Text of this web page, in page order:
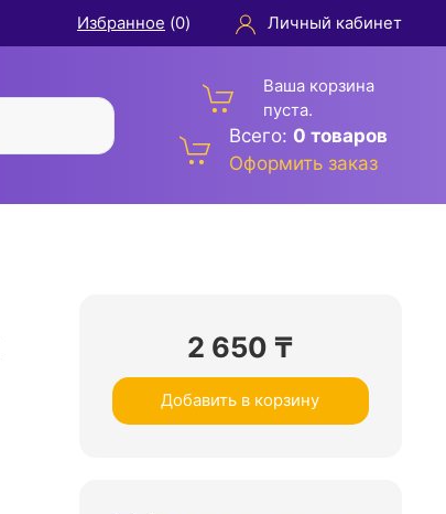
Избранное (0) Личный кабинет
Ваша корзина
пуста.
Всего: 0 товаров
Оформить заказ
2 650 ₸
Добавить в корзину